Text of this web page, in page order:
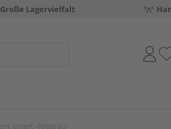
Große Lagervielfalt